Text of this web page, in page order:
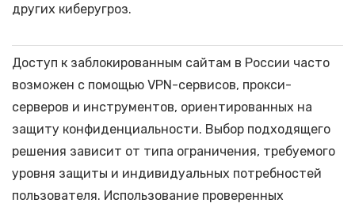
других киберугроз.
Доступ к заблокированным сайтам в России часто
возможен с помощью VPN-сервисов, прокси-
серверов и инструментов, ориентированных на
защиту конфиденциальности. Выбор подходящего
решения зависит от типа ограничения, требуемого
уровня защиты и индивидуальных потребностей
пользователя. Использование проверенных